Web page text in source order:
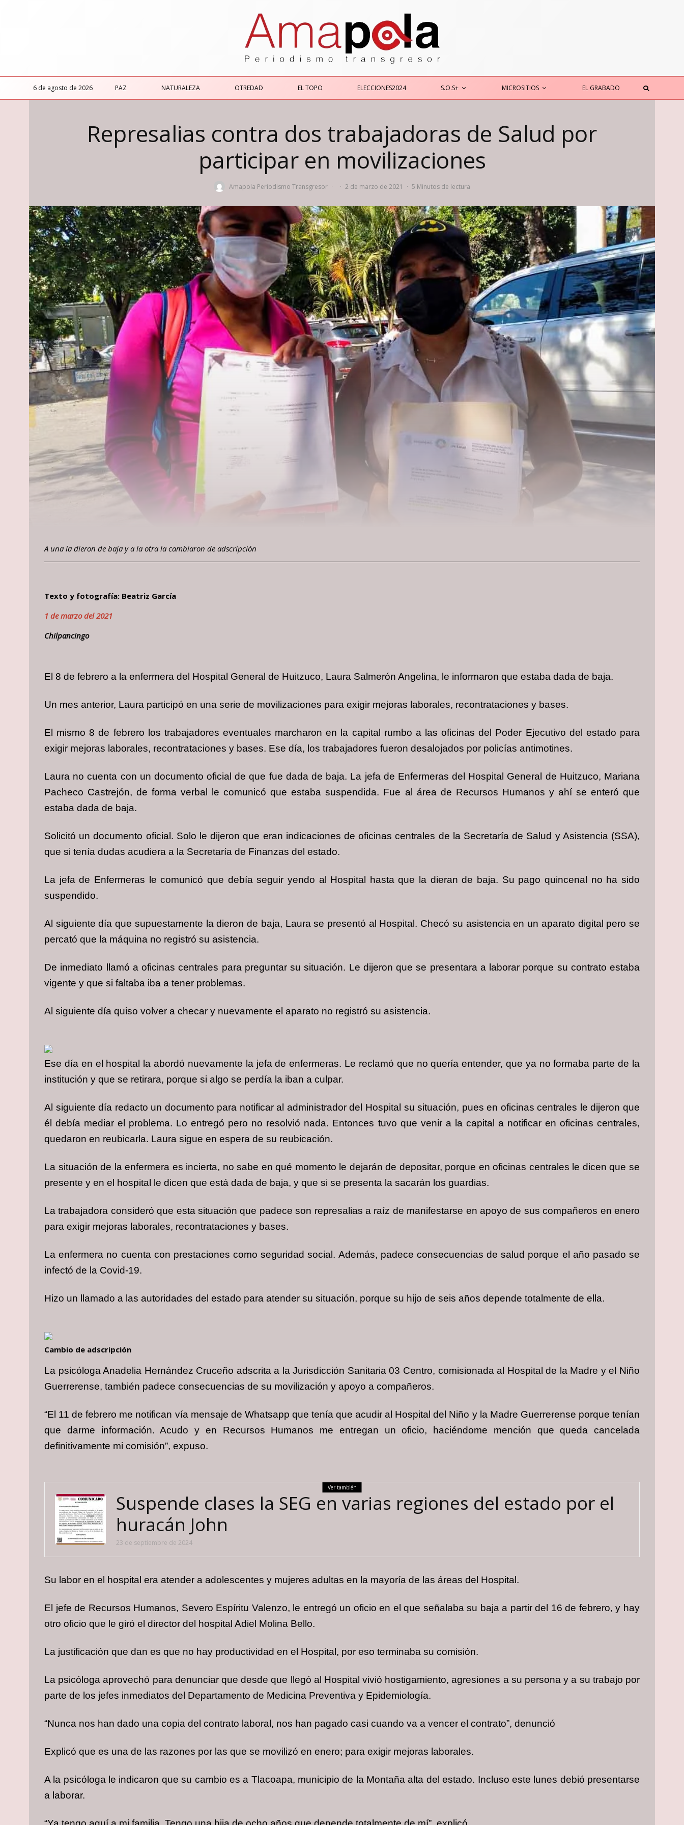
6 de agosto de 2026 PAZ NATURALEZA OTREDAD EL TOPO ELECCIONES2024 S.O.S+ MICROSITIOS EL GRABADO
Represalias contra dos trabajadoras de Salud por
participar en movilizaciones
Amapola Periodismo Transgresor · · 2 de marzo de 2021 · 5 Minutos de lectura
A una la dieron de baja y a la otra la cambiaron de adscripción
Texto y fotografía: Beatriz García
1 de marzo del 2021
Chilpancingo
El 8 de febrero a la enfermera del Hospital General de Huitzuco, Laura Salmerón Angelina, le informaron que estaba dada de baja.
Un mes anterior, Laura participó en una serie de movilizaciones para exigir mejoras laborales, recontrataciones y bases.
El mismo 8 de febrero los trabajadores eventuales marcharon en la capital rumbo a las oficinas del Poder Ejecutivo del estado para
exigir mejoras laborales, recontrataciones y bases. Ese día, los trabajadores fueron desalojados por policías antimotines.
Laura no cuenta con un documento oficial de que fue dada de baja. La jefa de Enfermeras del Hospital General de Huitzuco, Mariana
Pacheco Castrejón, de forma verbal le comunicó que estaba suspendida. Fue al área de Recursos Humanos y ahí se enteró que
estaba dada de baja.
Solicitó un documento oficial. Solo le dijeron que eran indicaciones de oficinas centrales de la Secretaría de Salud y Asistencia (SSA),
que si tenía dudas acudiera a la Secretaría de Finanzas del estado.
La jefa de Enfermeras le comunicó que debía seguir yendo al Hospital hasta que la dieran de baja. Su pago quincenal no ha sido
suspendido.
Al siguiente día que supuestamente la dieron de baja, Laura se presentó al Hospital. Checó su asistencia en un aparato digital pero se
percató que la máquina no registró su asistencia.
De inmediato llamó a oficinas centrales para preguntar su situación. Le dijeron que se presentara a laborar porque su contrato estaba
vigente y que si faltaba iba a tener problemas.
Al siguiente día quiso volver a checar y nuevamente el aparato no registró su asistencia.
Ese día en el hospital la abordó nuevamente la jefa de enfermeras. Le reclamó que no quería entender, que ya no formaba parte de la
institución y que se retirara, porque si algo se perdía la iban a culpar.
Al siguiente día redacto un documento para notificar al administrador del Hospital su situación, pues en oficinas centrales le dijeron que
él debía mediar el problema. Lo entregó pero no resolvió nada. Entonces tuvo que venir a la capital a notificar en oficinas centrales,
quedaron en reubicarla. Laura sigue en espera de su reubicación.
La situación de la enfermera es incierta, no sabe en qué momento le dejarán de depositar, porque en oficinas centrales le dicen que se
presente y en el hospital le dicen que está dada de baja, y que si se presenta la sacarán los guardias.
La trabajadora consideró que esta situación que padece son represalias a raíz de manifestarse en apoyo de sus compañeros en enero
para exigir mejoras laborales, recontrataciones y bases.
La enfermera no cuenta con prestaciones como seguridad social. Además, padece consecuencias de salud porque el año pasado se
infectó de la Covid-19.
Hizo un llamado a las autoridades del estado para atender su situación, porque su hijo de seis años depende totalmente de ella.
Cambio de adscripción
La psicóloga Anadelia Hernández Cruceño adscrita a la Jurisdicción Sanitaria 03 Centro, comisionada al Hospital de la Madre y el Niño
Guerrerense, también padece consecuencias de su movilización y apoyo a compañeros.
“El 11 de febrero me notifican vía mensaje de Whatsapp que tenía que acudir al Hospital del Niño y la Madre Guerrerense porque tenían
que darme información. Acudo y en Recursos Humanos me entregan un oficio, haciéndome mención que queda cancelada
definitivamente mi comisión”, expuso.
Ver también
Suspende clases la SEG en varias regiones del estado por el
huracán John
23 de septiembre de 2024
Su labor en el hospital era atender a adolescentes y mujeres adultas en la mayoría de las áreas del Hospital.
El jefe de Recursos Humanos, Severo Espíritu Valenzo, le entregó un oficio en el que señalaba su baja a partir del 16 de febrero, y hay
otro oficio que le giró el director del hospital Adiel Molina Bello.
La justificación que dan es que no hay productividad en el Hospital, por eso terminaba su comisión.
La psicóloga aprovechó para denunciar que desde que llegó al Hospital vivió hostigamiento, agresiones a su persona y a su trabajo por
parte de los jefes inmediatos del Departamento de Medicina Preventiva y Epidemiología.
“Nunca nos han dado una copia del contrato laboral, nos han pagado casi cuando va a vencer el contrato”, denunció
Explicó que es una de las razones por las que se movilizó en enero; para exigir mejoras laborales.
A la psicóloga le indicaron que su cambio es a Tlacoapa, municipio de la Montaña alta del estado. Incluso este lunes debió presentarse
a laborar.